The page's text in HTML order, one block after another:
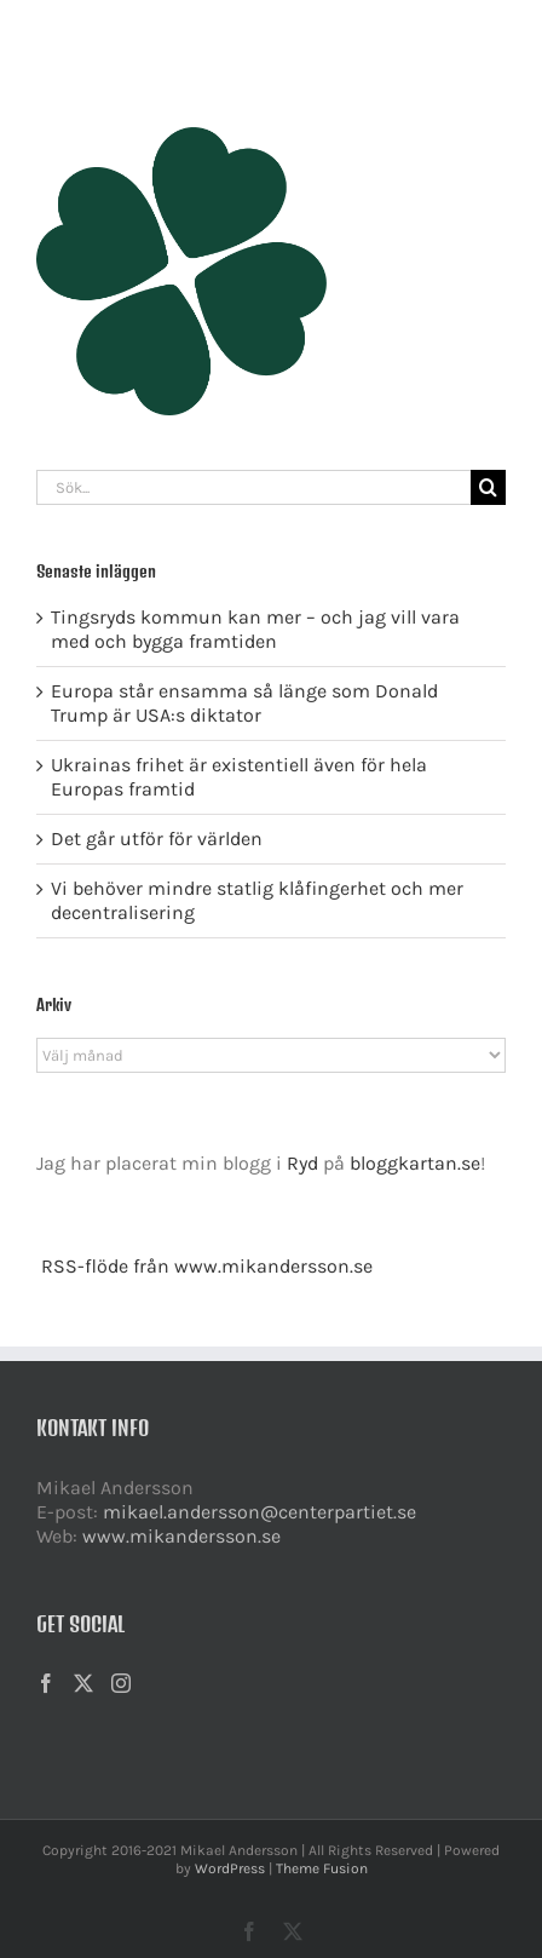
Sök
efter:
Senaste inläggen
Tingsryds kommun kan mer – och jag vill vara
med och bygga framtiden
Europa står ensamma så länge som Donald
Trump är USA:s diktator
Ukrainas frihet är existentiell även för hela
Europas framtid
Det går utför för världen
Vi behöver mindre statlig klåfingerhet och mer
decentralisering
Arkiv
Arkiv
Jag har placerat min blogg i Ryd på bloggkartan.se!
RSS-flöde från www.mikandersson.se
KONTAKT INFO
Mikael Andersson
E-post: mikael.andersson@centerpartiet.se
Web: www.mikandersson.se
GET SOCIAL
Copyright 2016-2021 Mikael Andersson | All Rights Reserved | Powered
by WordPress| Theme Fusion
Facebook